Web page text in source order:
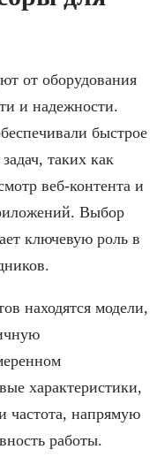
от оборудования
и надежности.
быстрое
таких как
веб-контента и
Выбор
ключевую роль в
находятся модели,
характеристики,
частота, напрямую
работы.